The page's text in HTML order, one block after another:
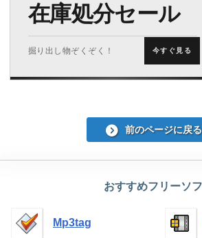
在庫処分セール
掘り出し物ぞくぞく！ 今すぐ見る
前のページに戻る
おすすめフリーソ
Mp3tag